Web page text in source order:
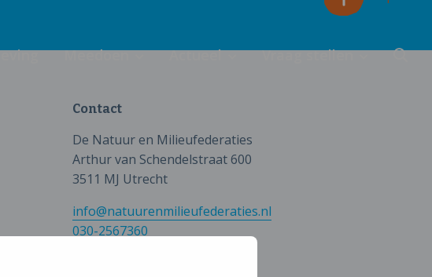
Meedoen Actueel Vraag stellen
Contact
De Natuur en Milieufederaties
Arthur van Schendelstraat 600
3511 MJ Utrecht
info@natuurenmilieufederaties.nl
030-2567360